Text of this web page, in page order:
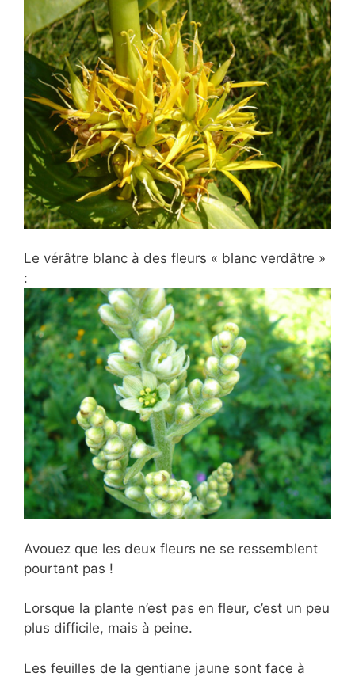
Le vérâtre blanc à des fleurs « blanc verdâtre »
:
Avouez que les deux fleurs ne se ressemblent
pourtant pas !
Lorsque la plante n’est pas en fleur, c’est un peu
plus difficile, mais à peine.
Les feuilles de la gentiane jaune sont face à